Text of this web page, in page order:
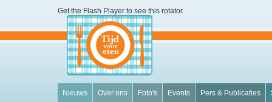
Get the Flash Player to see this rotator.
Nieuws Over ons Foto's Events Pers & Publicaties